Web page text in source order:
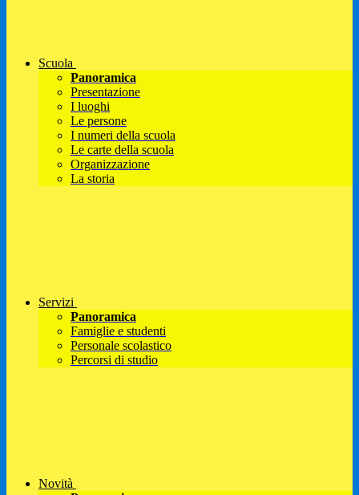
Scuola
Panoramica
Presentazione
I luoghi
Le persone
I numeri della scuola
Le carte della scuola
Organizzazione
La storia
Servizi
Panoramica
Famiglie e studenti
Personale scolastico
Percorsi di studio
Novità